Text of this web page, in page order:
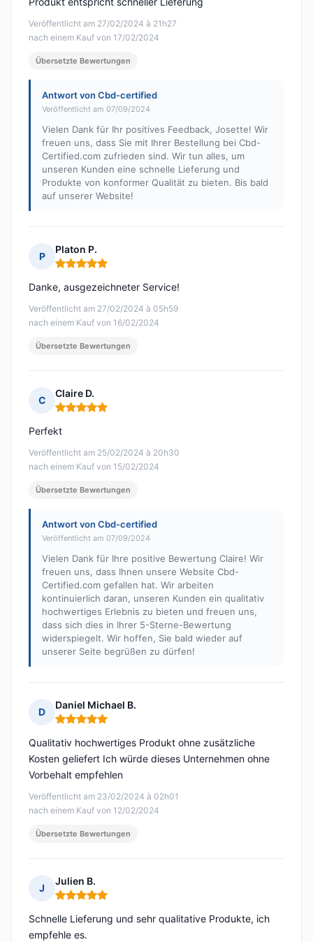
Veröffentlicht am 27/02/2024 à 21h27
nach einem Kauf von 17/02/2024
Übersetzte Bewertungen
Antwort von Cbd-certified
Veröffentlicht am 07/09/2024
Vielen Dank für Ihr positives Feedback, Josette! Wir
freuen uns, dass Sie mit Ihrer Bestellung bei Cbd-
Certified.com zufrieden sind. Wir tun alles, um
unseren Kunden eine schnelle Lieferung und
Produkte von konformer Qualität zu bieten. Bis bald
auf unserer Website!
P
Platon P.
Hinweis: 5 von 5
Veröffentlicht am 27/02/2024 à 05h59
nach einem Kauf von 16/02/2024
Danke, ausgezeichneter Service!
Übersetzte Bewertungen
C
Claire D.
Hinweis: 5 von 5
Veröffentlicht am 25/02/2024 à 20h30
nach einem Kauf von 15/02/2024
Perfekt
Übersetzte Bewertungen
Antwort von Cbd-certified
Veröffentlicht am 07/09/2024
Vielen Dank für Ihre positive Bewertung Claire! Wir
freuen uns, dass Ihnen unsere Website Cbd-
Certified.com gefallen hat. Wir arbeiten
kontinuierlich daran, unseren Kunden ein qualitativ
hochwertiges Erlebnis zu bieten und freuen uns,
dass sich dies in Ihrer 5-Sterne-Bewertung
widerspiegelt. Wir hoffen, Sie bald wieder auf
unserer Seite begrüßen zu dürfen!
D
Daniel Michael B.
Hinweis: 5 von 5
Veröffentlicht am 23/02/2024 à 02h01
nach einem Kauf von 12/02/2024
Qualitativ hochwertiges Produkt ohne zusätzliche
Kosten geliefert Ich würde dieses Unternehmen ohne
Vorbehalt empfehlen
Übersetzte Bewertungen
J
Julien B.
Hinweis: 5 von 5
Schnelle Lieferung und sehr qualitative Produkte, ich
empfehle es.